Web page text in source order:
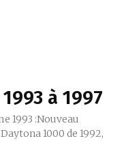
à 1997
1000 de 1992,